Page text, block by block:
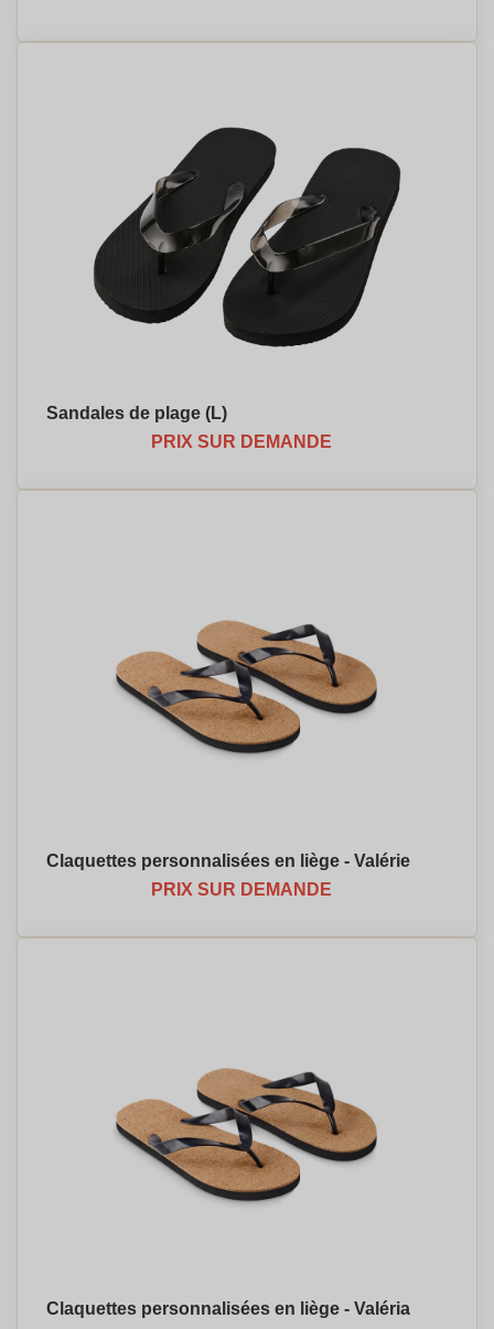
Sandales de plage (L)
PRIX SUR DEMANDE
Claquettes personnalisées en liège - Valérie
PRIX SUR DEMANDE
Claquettes personnalisées en liège - Valéria